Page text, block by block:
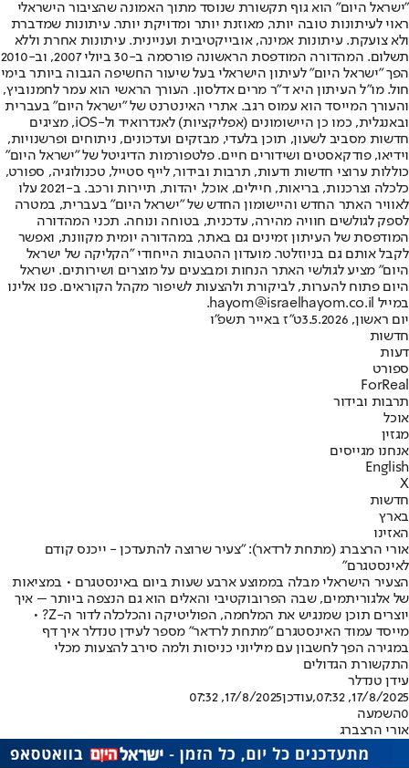
"ישראל היום" הוא גוף תקשורת שנוסד מתוך האמונה שהציבור הישראלי
ראוי לעיתונות טובה יותר, מאוזנת יותר ומדויקת יותר. עיתונות שמדברת
ולא צועקת. עיתונות אמינה, אובייקטיבית ועניינית. עיתונות אחרת וללא
תשלום. המהדורה המודפסת הראשונה פורסמה ב-30 ביולי 2007, וב-2010
הפך "ישראל היום" לעיתון הישראלי בעל שיעור החשיפה הגבוה ביותר בימי
חול. מו"ל העיתון היא ד"ר מרים אדלסון. העורך הראשי הוא עמר לחמנוביץ,
והעורך המייסד הוא עמוס רגב. אתרי האינטרנט של "ישראל היום" בעברית
ובאנגלית, כמו כן היישומונים (אפליקציות) לאנדרואיד ול-iOS, מציגים
חדשות מסביב לשעון, תוכן בלעדי, מבזקים ועדכונים, ניתוחים ופרשנויות,
וידיאו, פודקאסטים ושידורים חיים. פלטפורמות הדיגיטל של "ישראל היום"
כוללות ערוצי חדשות ודעות, תרבות ובידור, לייף סטייל, טכנולוגיה, ספורט,
כלכלה וצרכנות, בריאות, חיילים, אוכל, יהדות, תיירות ורכב. ב-2021 עלו
לאוויר האתר החדש והיישומון החדש של "ישראל היום" בעברית, במטרה
לספק לגולשים חוויה מהירה, עדכנית, בטוחה ונוחה. תכני המהדורה
המודפסת של העיתון זמינים גם באתר, במהדורה יומית מקוונת, ואפשר
לקבל אותם גם בניוזלטר. מועדון ההטבות הייחודי "הקליקה של ישראל
היום" מציע לגולשי האתר הנחות ומבצעים על מוצרים ושירותים. ישראל
היום פתוח להערות, לביקורת ולהצעות לשיפור מקהל הקוראים. פנו אלינו
במייל hayom@israelhayom.co.il.
יום ראשון, 3.5.2026
ט"ז באייר תשפ"ו
חדשות
דעות
ספורט
ForReal
תרבות ובידור
אוכל
מגזין
אנחנו מגייסים
English
X
חדשות
בארץ
האזינו
אורי הרצברג (מתחת לרדאר): "צעיר שרוצה להתעדכן - ייכנס קודם
לאינסטגרם"
הצעיר הישראלי מבלה בממוצע ארבע שעות ביום באינסטגרם • במציאות
של אלגוריתמים, שבה הפרובוקטיבי והאלים הוא גם הנצפה ביותר – איך
יוצרים תוכן שמנגיש את המלחמה, הפוליטיקה והכלכלה לדור ה-Z? •
מייסד עמוד האינסטגרם "מתחת לרדאר" מספר לעידן טנדלר איך דף
במגירה הפך לחשבון עם מיליוני כניסות ולמה סירב להצעות מכלי
התקשורת הגדולים
עידן טנדלר
17/8/2025, 07:32
,עודכן17/8/2025, 07:32
0השמעה
אורי הרצברג